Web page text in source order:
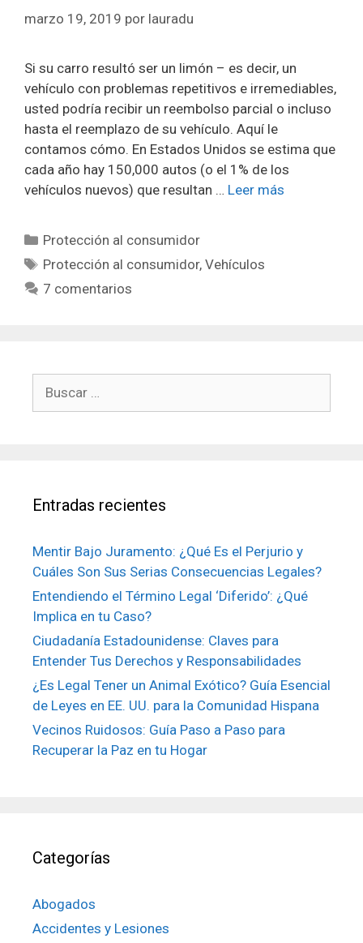
marzo 19, 2019 por lauradu
Si su carro resultó ser un limón – es decir, un
vehículo con problemas repetitivos e irremediables,
usted podría recibir un reembolso parcial o incluso
hasta el reemplazo de su vehículo. Aquí le
contamos cómo. En Estados Unidos se estima que
cada año hay 150,000 autos (o el 1% de los
vehículos nuevos) que resultan … Leer más
Categorías
Protección al consumidor
Etiquetas
Protección al consumidor,Vehículos
7 comentarios
Entradas recientes
Mentir Bajo Juramento: ¿Qué Es el Perjurio y
Cuáles Son Sus Serias Consecuencias Legales?
Entendiendo el Término Legal ‘Diferido’: ¿Qué
Implica en tu Caso?
Ciudadanía Estadounidense: Claves para
Entender Tus Derechos y Responsabilidades
¿Es Legal Tener un Animal Exótico? Guía Esencial
de Leyes en EE. UU. para la Comunidad Hispana
Vecinos Ruidosos: Guía Paso a Paso para
Recuperar la Paz en tu Hogar
Categorías
Abogados
Accidentes y Lesiones